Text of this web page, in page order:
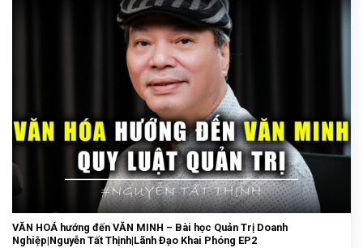
VĂN HOÁ hướng đến VĂN MINH – Bài học Quản Trị Doanh
Nghiệp|Nguyễn Tất Thịnh|Lãnh Đạo Khai Phóng EP2